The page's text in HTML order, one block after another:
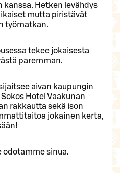
Hetken levähdys
mutta piristävät
työmatkan.
tekee jokaisesta
paremman.
aivan kaupungin
Hotel Vaakunan
rakkautta sekä ison
jokainen kerta,
odotamme sinua.